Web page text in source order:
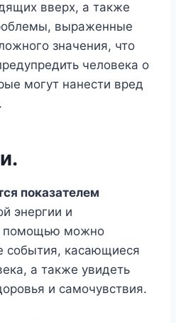
вверх, а также
выраженные
значения, что
человека о
могут нанести вред
показателем
энергии и
помощью можно
события, касающиеся
а также увидеть
и самочувствия.